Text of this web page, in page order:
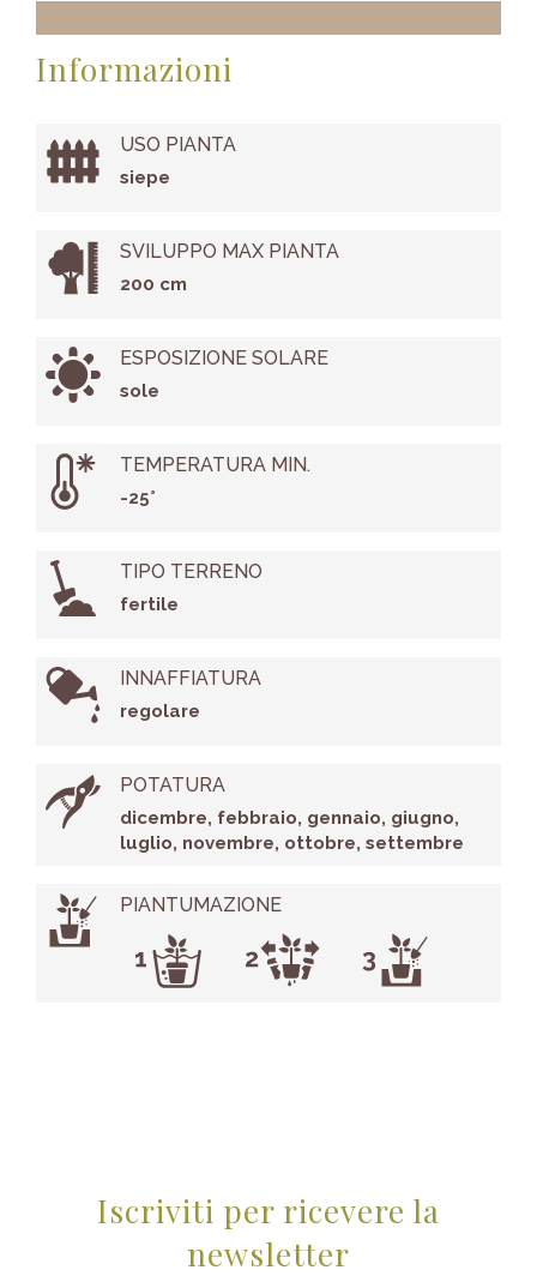
Informazioni
USO PIANTA
siepe
SVILUPPO MAX PIANTA
200 cm
ESPOSIZIONE SOLARE
sole
TEMPERATURA MIN.
-25°
TIPO TERRENO
fertile
INNAFFIATURA
regolare
POTATURA
dicembre, febbraio, gennaio, giugno,
luglio, novembre, ottobre, settembre
PIANTUMAZIONE
Iscriviti per ricevere la
newsletter